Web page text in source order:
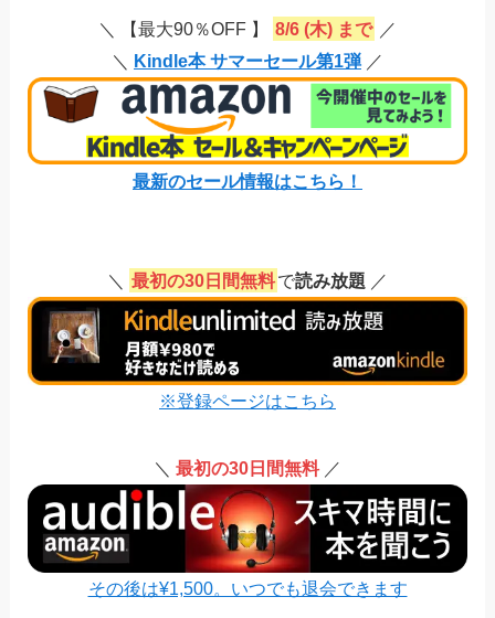
＼ 【最大90％OFF 】 8/6 (木) まで ／
＼ Kindle本 サマーセール第1弾／
最新のセール情報はこちら！
＼ 最初の30日間無料で読み放題 ／
※登録ページはこちら
＼ 最初の30日間無料／
その後は¥1,500。いつでも退会できます